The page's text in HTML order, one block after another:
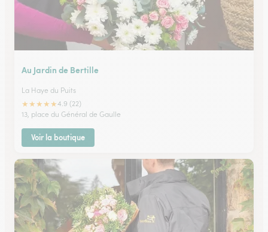
Au Jardin de Bertille
La Haye du Puits
★★★★★4.9 (22)
13, place du Général de Gaulle
Voir la boutique